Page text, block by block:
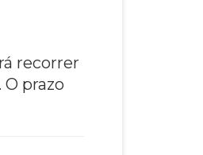
recorrer
prazo